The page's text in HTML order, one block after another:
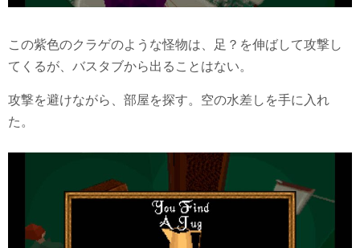
この紫色のクラゲのような怪物は、足？を伸ばして攻撃し
てくるが、バスタブから出ることはない。
攻撃を避けながら、部屋を探す。空の水差しを手に入れ
た。